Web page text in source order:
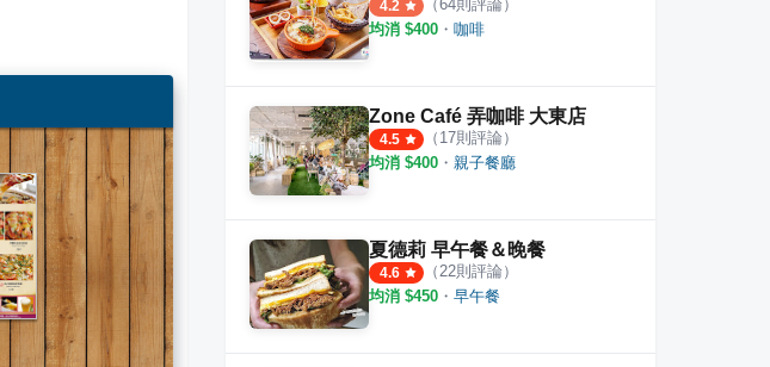
4.2 （64則評論）
均消 $400 ・ 咖啡
Zone Café 弄咖啡 大東店
4.5 （ 17則評論）
均消 $400 ・ 親子餐廳
夏德莉 早午餐＆晚餐
4.6 （22則評論）
均消 $450 ・ 早午餐